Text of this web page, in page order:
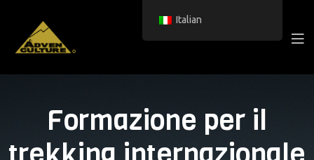
Formazione per il
Italian